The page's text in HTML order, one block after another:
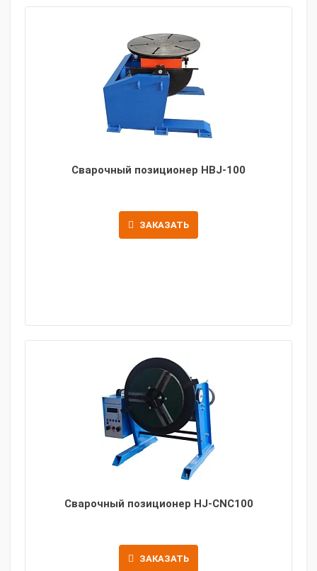
Сварочный позиционер HBJ-100
ЗАКАЗАТЬ
Сварочный позиционер HJ-CNC100
ЗАКАЗАТЬ